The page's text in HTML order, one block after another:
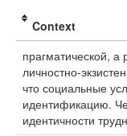
Context
прагматической, а
личностно-
что социальные
идентификацию.
идентичности